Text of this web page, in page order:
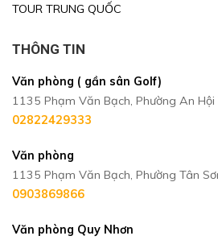
TOUR TRUNG QUỐC
THÔNG TIN
Văn phòng ( gần sân Golf)
1135 Phạm Văn Bạch, Phường An Hội
02822429333
Văn phòng
1135 Phạm Văn Bạch, Phường Tân
0903869866
Văn phòng Quy Nhơn